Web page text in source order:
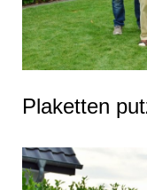
Plaketten